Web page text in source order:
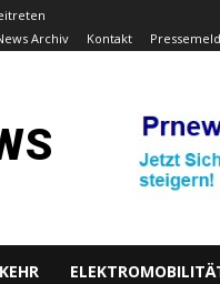
Archiv Kontakt